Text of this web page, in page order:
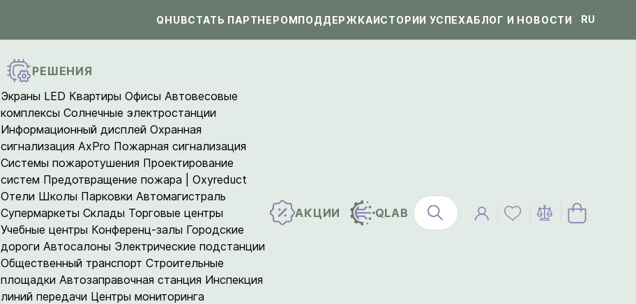
QHUBСТАТЬ ПАРТНЕРОМПОДДЕРЖКАИСТОРИИ УСПЕХАБЛОГ И НОВОСТИ RU
РЕШЕНИЯ
Экраны LED Квартиры Офисы Автовесовые
комплексыСолнечные электростанции
Информационный дисплей Охранная
сигнализация AxPro Пожарная сигнализация
Системы пожаротушения Проектирование
систем Предотвращение пожара | Oxyreduct
Отели Школы Парковки Автомагистраль
Супермаркеты Склады Торговые центры
Учебные центры Конференц-залы Городские
дороги Автосалоны Электрические подстанции
Общественный транспорт Строительные
площадки Автозаправочная станция Инспекция
линий передачи Центры мониторинга
АКЦИИ QLAB